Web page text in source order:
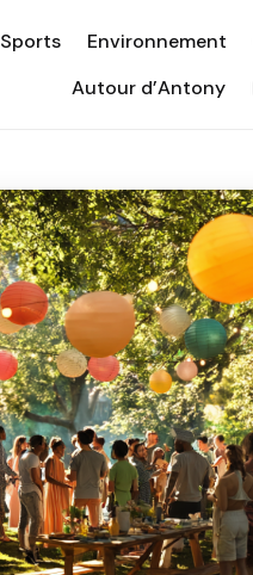
Sports Environnement
Autour d’Antony